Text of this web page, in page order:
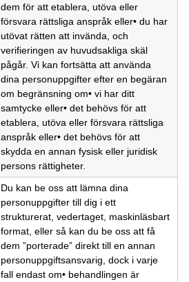
dem för att etablera, utöva eller
försvara rättsliga anspråk eller• du har
utövat rätten att invända, och
verifieringen av huvudsakliga skäl
pågår. Vi kan fortsätta att använda
dina personuppgifter efter en begäran
om begränsning om• vi har ditt
samtycke eller• det behövs för att
etablera, utöva eller försvara rättsliga
anspråk eller• det behövs för att
skydda en annan fysisk eller juridisk
persons rättigheter.
Du kan be oss att lämna dina
personuppgifter till dig i ett
strukturerat, vedertaget, maskinläsbart
format, eller så kan du be oss att få
dem ”porterade” direkt till en annan
personuppgiftsansvarig, dock i varje
fall endast om• behandlingen är